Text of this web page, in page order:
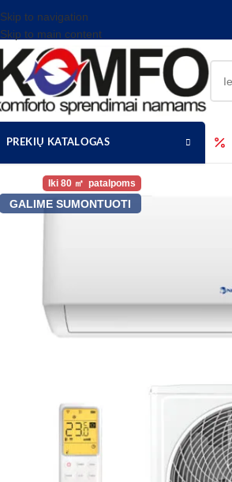
Skip to navigation
Skip to main content
PREKIŲ KATALOGAS
80
GALIME SUMONTUOTI